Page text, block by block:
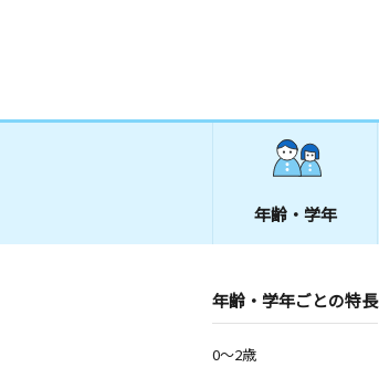
年齢・学年
年齢・学年ごとの特長
0～2歳